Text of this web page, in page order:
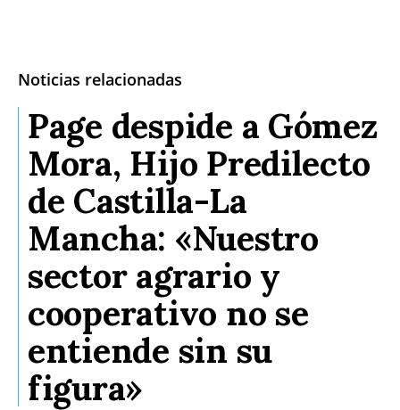
Noticias relacionadas
Page despide a Gómez
Mora, Hijo Predilecto
de Castilla-La
Mancha: «Nuestro
sector agrario y
cooperativo no se
entiende sin su
figura»